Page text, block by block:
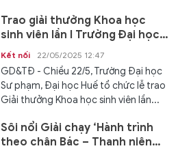
Trao giải thưởng Khoa học
sinh viên lần I Trường Đại học
Sư phạm, Đại học Huế
Kết nối 22/05/2025 12:47
GD&TĐ - Chiều 22/5, Trường Đại học
Sư phạm, Đại học Huế tổ chức lễ trao
Giải thưởng Khoa học sinh viên lần...
Sôi nổi Giải chạy ‘Hành trình
theo chân Bác – Thanh niên